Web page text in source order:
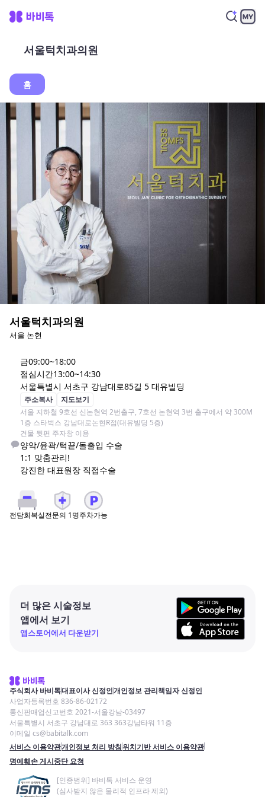
서울턱치과의원
홈
서울턱치과의원
서울 논현
금09:00~18:00
점심시간13:00~14:30
서울특별시 서초구 강남대로85길 5 대유빌딩
주소복사
지도보기
서울 지하철 9호선 신논현역 2번출구, 7호선 논현역 3번 출구에서 약 300M
1층 스타벅스 강남대로논현R점(대유빌딩 5층)
건물 뒷편 주자창 이용
양악/윤곽/턱끝/돌출입 수술
1:1 맞춤관리!
강진한 대표원장 직접수술
전담회복실전문의 1명주차가능
더 많은 시술정보
앱에서 보기
앱스토어에서 다운받기
주식회사 바비톡대표이사 신정인개인정보 관리책임자 신정인
사업자등록번호 836-86-02172
통신판매업신고번호 2021-서울강남-03497
서울특별시 서초구 강남대로 363 363강남타워 11층
이메일 cs@babitalk.com
서비스 이용약관개인정보 처리 방침위치기반 서비스 이용약관
명예훼손 게시중단 요청
[인증범위] 바비톡 서비스 운영
(심사받지 않은 물리적 인프라 제외)